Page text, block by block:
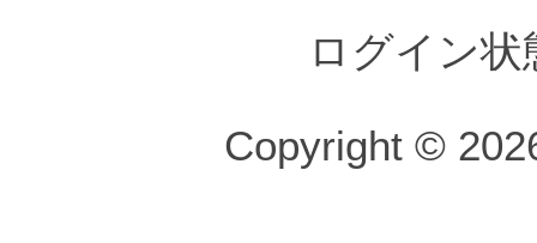
ログイン
Copyright ©